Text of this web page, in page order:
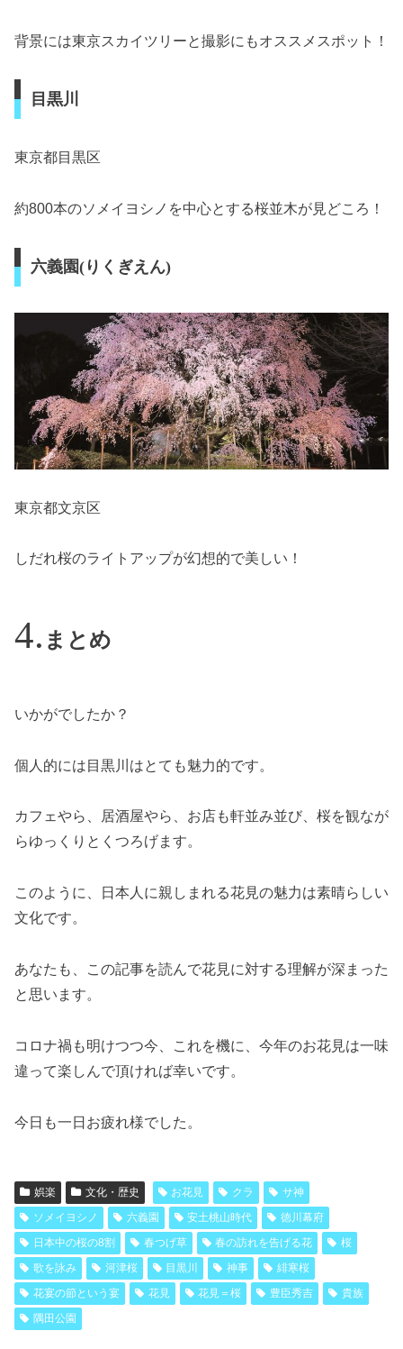
背景には東京スカイツリーと撮影にもオススメスポット！
目黒川
東京都目黒区
約800本のソメイヨシノを中心とする桜並木が見どころ！
六義園(りくぎえん)
東京都文京区
しだれ桜のライトアップが幻想的で美しい！
まとめ
いかがでしたか？
個人的には目黒川はとても魅力的です。
カフェやら、居酒屋やら、お店も軒並み並び、桜を観なが
らゆっくりとくつろげます。
このように、日本人に親しまれる花見の魅力は素晴らしい
文化です。
あなたも、この記事を読んで花見に対する理解が深まった
と思います。
コロナ禍も明けつつ今、これを機に、今年のお花見は一味
違って楽しんで頂ければ幸いです。
今日も一日お疲れ様でした。
娯楽 文化・歴史 お花見 クラ
サ神
ソメイヨシノ
六義園 安土桃山時代
徳川幕府
日本中の桜の8割
春つげ草 春の訪れを告げる花
桜
歌を詠み
河津桜 目黒川 神事
緋寒桜
花宴の節という宴
花見 花見＝桜 豊臣秀吉
貴族
隅田公園